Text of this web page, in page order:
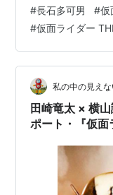
#長石多可男 #仮
#仮面ライダー
私の中の見えな
田崎竜太 × 横
ポート・『仮面